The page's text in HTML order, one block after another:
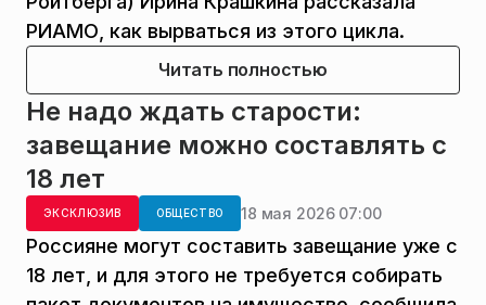
РИАМО, как вырваться из этого цикла.
Читать полностью
Не надо ждать старости:
завещание можно составлять с
18 лет
ЭКСКЛЮЗИВ ОБЩЕСТВО 18 мая 2026 07:00
Россияне могут составить завещание уже с
18 лет, и для этого не требуется собирать